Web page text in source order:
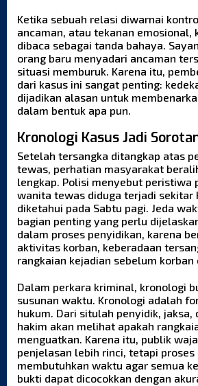
Ketika sebuah relasi diwarnai
ancaman, atau tekanan emosional,
dibaca sebagai tanda bahaya.
orang baru menyadari ancaman
situasi memburuk. Karena itu,
dari kasus ini sangat penting:
dijadikan alasan untuk
dalam bentuk apa pun.
Kronologi Kasus Jadi
Setelah tersangka ditangkap atas
tewas, perhatian masyarakat
lengkap. Polisi menyebut peristiwa
wanita tewas diduga terjadi sekitar
diketahui pada Sabtu pagi. Jeda
bagian penting yang perlu
dalam proses penyidikan, karena
aktivitas korban, keberadaan
rangkaian kejadian sebelum korban
Dalam perkara kriminal, kronologi
susunan waktu. Kronologi adalah
hukum. Dari situlah penyidik, jaksa,
hakim akan melihat apakah
menguatkan. Karena itu, publik
penjelasan lebih rinci, tetapi
membutuhkan waktu agar semua
bukti dapat dicocokkan dengan